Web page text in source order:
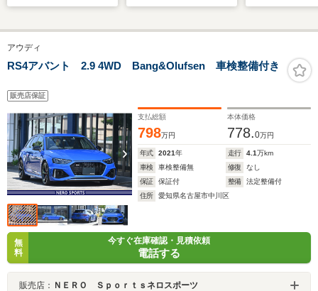
収納式カウンター3層
シンク200L給排水タ
ンク防水フロア換気扇
口
ッドランプ
接続/ETC
アウディ
RS4アバント 2.9 4WD Bang&Olufsen 車検整備付き
販売店保証
支払総額
798万円
本体価格
778.0万円
年式 2021年 走行 4.1万km
車検
車検整備無 修復
なし
保証
保証付 整備
法定整備付
住所
愛知県名古屋市中川区
無
料
今すぐ在庫確認・見積依頼
電話する
販売店： ＮＥＲＯ Ｓｐｏｒｔｓネロスポーツ